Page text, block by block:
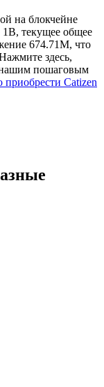
и комиссиями
на блокчейне
текущее общее
674.71M, что
здесь,
нашим пошаговым
приобрести Catizen